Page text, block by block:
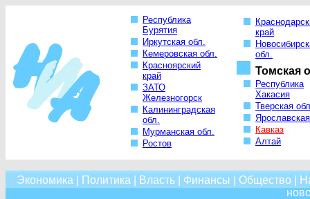
Республика
Бурятия
Иркутская обл.
Кемеровская обл.
Красноярский
край
ЗАТО
Железногорск
Калининградская
обл.
Мурманская обл.
Ростов
край
обл.
Томская
Республика
Хакасия
Тверская
Кавказ
Алтай
Экономика Политика Власть| Финансы Общество